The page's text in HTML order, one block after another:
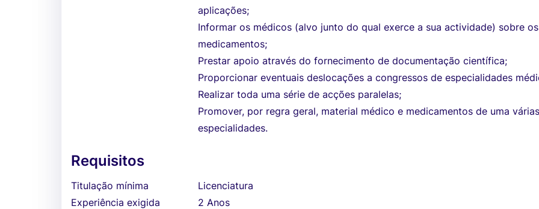
aplicações;
Informar os médicos (alvo junto do qual exerce a sua actividade) sobre os
medicamentos;
Prestar apoio através do fornecimento de documentação científica;
Proporcionar eventuais deslocações a congressos de especialidades
Realizar toda uma série de acções paralelas;
Promover, por regra geral, material médico e medicamentos de uma
especialidades.
Requisitos
Titulação mínima
Licenciatura
Experiência exigida
2 Anos